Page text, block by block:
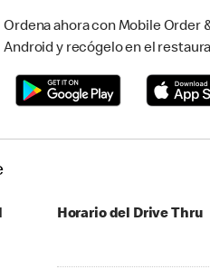
Ordena ahora con Mobile Order
Android y recógelo en el
Horario del Drive Thru